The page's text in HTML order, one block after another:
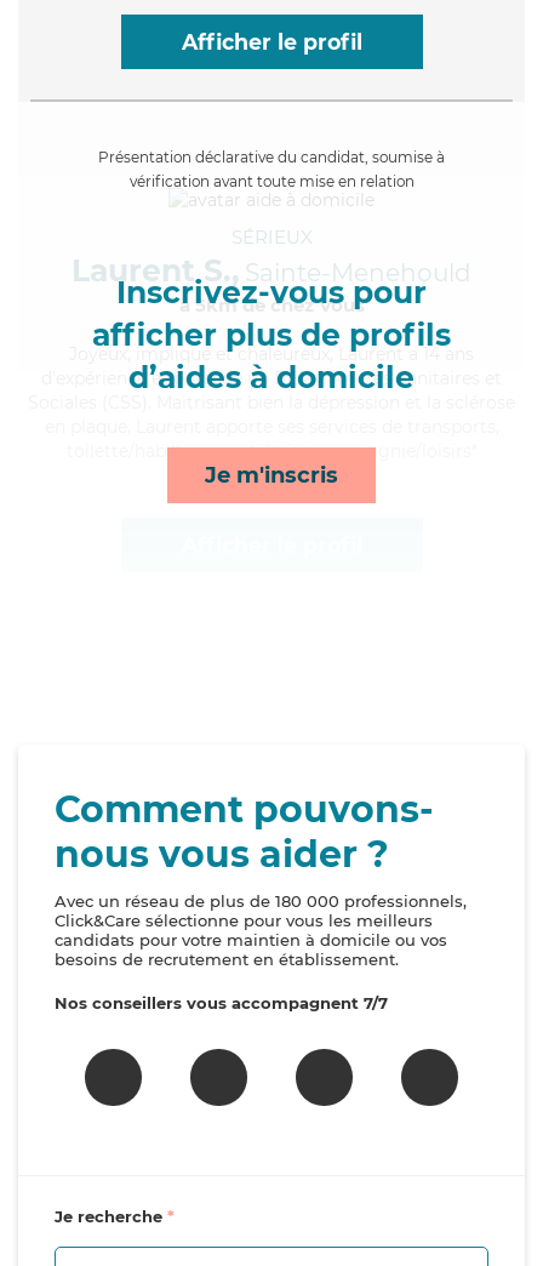
Afficher le profil
Présentation déclarative du candidat, soumise à
vérification avant toute mise en relation
Inscrivez-vous pour
afficher plus de profils
d’aides à domicile
Je m'inscris
SÉRIEUX
Laurent S., Sainte-Menehould
à 5km de chez Vous
, impliqué et chaleureux, Laurent a 14 ans
d'expérience et possède un BEP Carrières Sanitaires et
toilette/habillage, mobilité et compagnie/loisirs*
Comment pouvons-
nous vous aider ?
Avec un réseau de plus de 180 000 professionnels,
Click&Care sélectionne pour vous les meilleurs
candidats pour votre maintien à domicile ou vos
besoins de recrutement en établissement.
Nos conseillers vous accompagnent 7/7
Je recherche